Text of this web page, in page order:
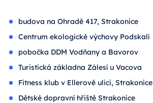
budova na Ohradě 417, Strakonice
Centrum ekologické výchovy Podskalí
pobočka DDM Vodňany a Bavorov
Turistická základna Zálesí u Vacova
Fitness klub v Ellerově ulici, Strakonice
Dětské dopravní hřiště Strakonice